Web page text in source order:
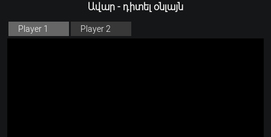
Ավար - դիտել օնլայն
Player 1 Player 2